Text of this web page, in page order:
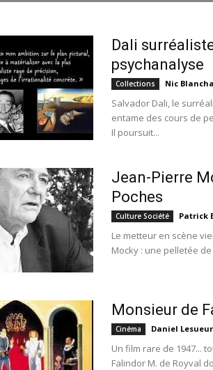
Dali
psychanalyse
Collections Nic
Salvador Dali, le
entame des cours de
Il poursuit...
Jean-Pierre
Poches
Culture Société Patrick
Le metteur en scène
Mocky : une pelletée
Monsieur de
Cinéma Daniel Lesueur
Un film rare de 1947...
Falindor M. de Royval